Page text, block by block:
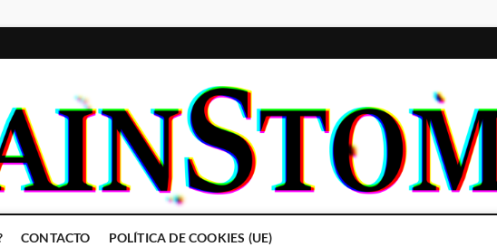
CONTACTO POLÍTICA DE COOKIES (UE)